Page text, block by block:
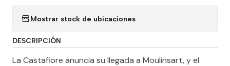
Mostrar stock de ubicaciones
DESCRIPCIÓN
La Castafiore anuncia su llegada a Moulinsart, y el